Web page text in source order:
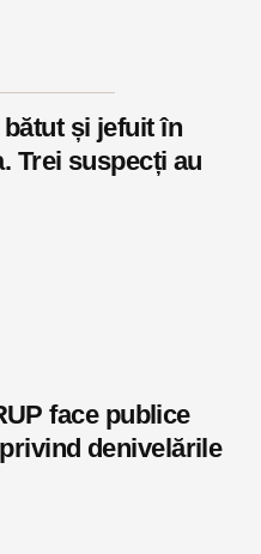
și jefuit în
Trei suspecți au
face publice
denivelările